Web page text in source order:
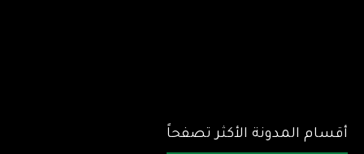
أقسام المدونة الأكثر تصفحاً